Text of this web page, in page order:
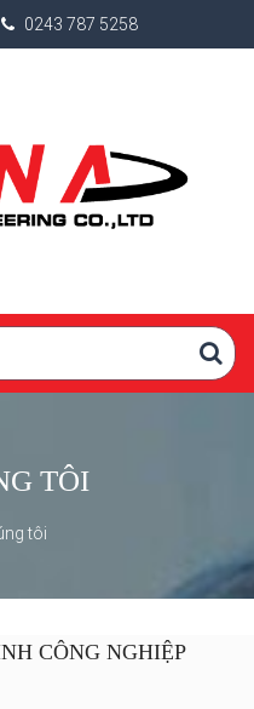
0243 787 5258
TÔI
tôi
CÔNG NGHIỆP